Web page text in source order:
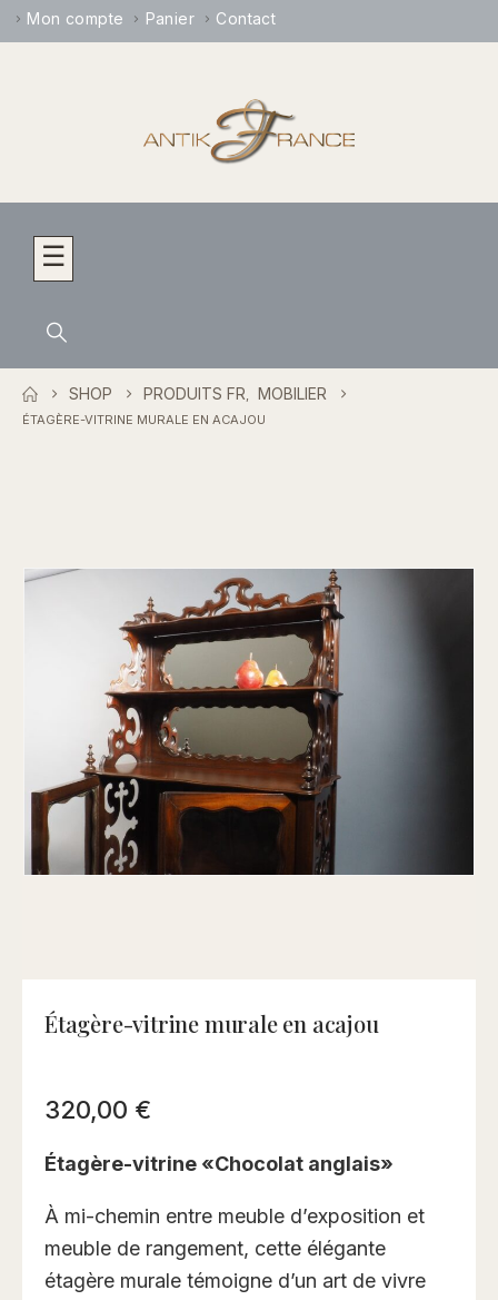
Mon compte Panier Contact
☰
SHOP PRODUITS FR, MOBILIER
ÉTAGÈRE-VITRINE MURALE EN ACAJOU
Étagère-vitrine murale en acajou
320,00 €
Étagère-vitrine «Chocolat anglais»
À mi-chemin entre meuble d’exposition et
meuble de rangement, cette élégante
étagère murale témoigne d’un art de vivre